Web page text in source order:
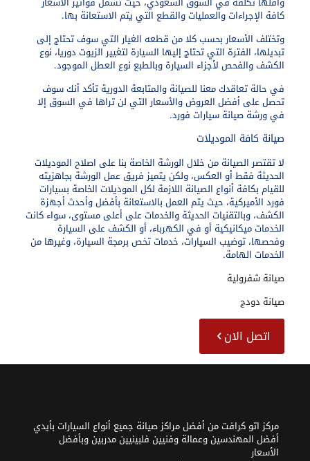
كافة الإجراءات والعمليات والقطع التي يتم الاستعانة بها.
وتختلف الأسعار بحسب كلا من قطعه الغيار التي سوف تحتاج إلى
تبديلها، الفترة التي تحتاج إليها السيارة لتغيير الزيوت دوريا، نوع
الكشف والفحص لأجزاء السيارة وبالطبع نوع العطل الموجود.
في حالة تعاقدك معنا للصيانة والمتابعة الدورية تأكد أنك سوف
تحصل على أفضل العروض والأسعار التي لن تراها في السوق إلا
فيورشة صيانة سيارات فورد.
صيانة كافة الموديلات
لا تقتصر الصيانة من خلال الورشة الخاصة بنا على اصلاح الموديلات
الحديثة فقط أو العكس، ولكن يتميز فريق عمل الورشة بجاهزيته
للقيام بكافة أنواع الصيانة اللازمة لكل الموديلات الخاصة بسيارات
فورد الأميركية، حيث يتم العمل بالاستعانة بأفضل وأحدث أجهزة
الكشف، وبالتقنيات الحديثة والخدمات على أعلى مستوى، سواء كانت
الخدمات ميكانيكية أو في الكهرباء، أو الكشف على السيارة
وفحصها، توضيب السيارات، خدمات تخص برمجة السيارة، وغيرها من
الخدمات الهامة.
صيانة شفرولية
صيانة دودج
اتصل الان
مركز اتو كرافت من أفضل مراكز صيانة جميع أنواع السيارات بأيدي
أفضل المهندسين وعمالة وفنيين فلبينيين مدربين وبأفضل
الأسعار